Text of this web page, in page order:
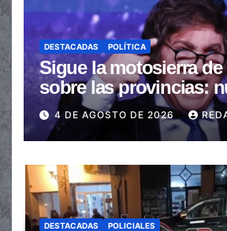
DESTACADAS POLÍTICA
Sigue la motosierra de
sobre las provincias:
de las transferencias
automáticas
4 DE AGOSTO DE 2026
DESTACADAS POLICIALES